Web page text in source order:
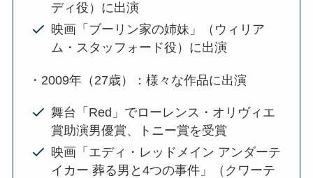
ディ役）に出演
映画「ブーリン家の姉妹」（ウィリア
ム・スタッフォード役）に出演
・2009年（27歳）：様々な作品に出演
舞台「Red」でローレンス・オリヴィエ
賞助演男優賞、トニー賞を受賞
映画「エディ・レッドメイン アンダーテ
イカー 葬る男と4つの事件」（クワーテ